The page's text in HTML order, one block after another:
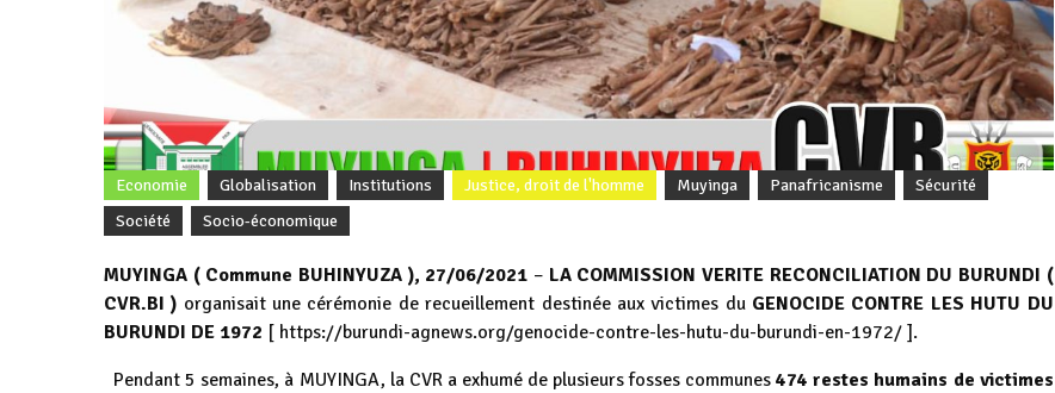
Economie Globalisation Institutions Justice, droit de l'homme Muyinga Panafricanisme
Sécurité
Société
Socio-économique
MUYINGA ( Commune BUHINYUZA ), 27/06/2021 – LA COMMISSION VERITE RECONCILIATION DU BURUNDI (
CVR.BI ) organisait une cérémonie de recueillement destinée aux victimes du GENOCIDE CONTRE LES HUTU DU
BURUNDI DE 1972 [ https://burundi-agnews.org/genocide-contre-les-hutu-du-burundi-en-1972/ ].
Pendant 5 semaines, à MUYINGA, la CVR a exhumé de plusieurs fosses communes474 restes humains de victimes